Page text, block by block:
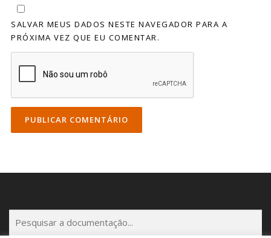
SALVAR MEUS DADOS NESTE NAVEGADOR PARA A
PRÓXIMA VEZ QUE EU COMENTAR.